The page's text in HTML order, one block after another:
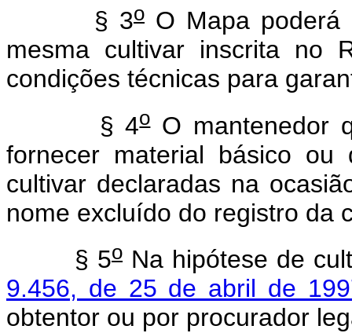
§ 3o O Mapa poderá
mesma cultivar inscrita no
condições técnicas para
§ 4oO mantenedor
fornecer material básico ou
cultivar declaradas na
nome excluído do registro da
§ 5o Na hipótese de
9.456, de 25 de abril de
obtentor ou por procurador